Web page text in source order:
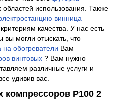
использования. Также
винница
качества. У нас есть
вы могли отыскать, что
на обогреватели Вам
винтовых ? Вам нужно
различные услуги и
удивив вас.
P100 2